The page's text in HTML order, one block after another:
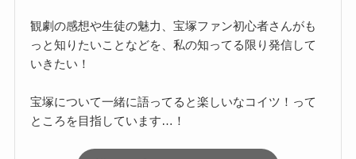
観劇の感想や生徒の魅力、宝塚ファン初心者さんがも
っと知りたいことなどを、私の知ってる限り発信して
いきたい！
宝塚について一緒に語ってると楽しいなコイツ！って
ところを目指しています…！